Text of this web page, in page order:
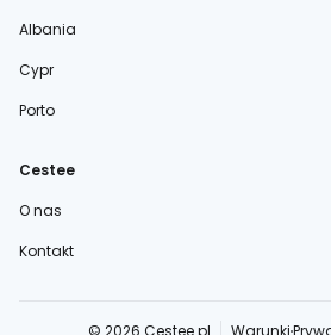
Albania
Cypr
Porto
Cestee
O nas
Kontakt
© 2026 Cestee.pl Warunki